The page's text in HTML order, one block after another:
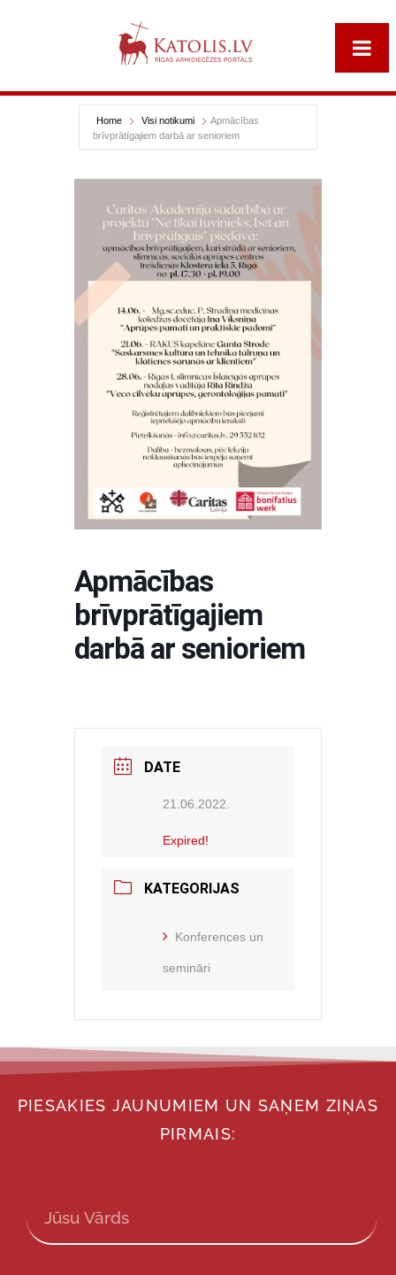
Home Visi notikumi
Apmācības
brīvprātīgajiem darbā ar senioriem
Apmācības
brīvprātīgajiem
darbā ar senioriem
DATE
21.06.2022.
Expired!
KATEGORIJAS
Konferences un
semināri
PIESAKIES JAUNUMIEM UN SAŅEM ZIŅAS
PIRMAIS: